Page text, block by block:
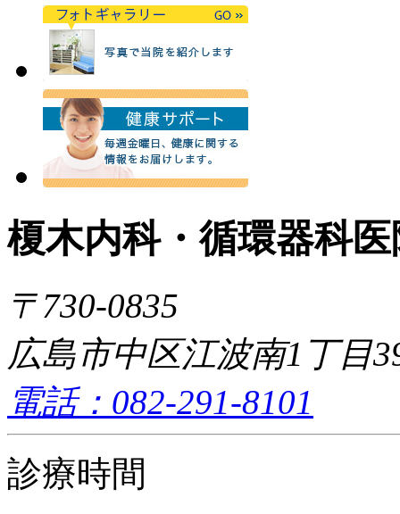
榎木内科・循環器科医
〒730-0835
広島市中区江波南1丁目
電話：082-291-8101
診療時間